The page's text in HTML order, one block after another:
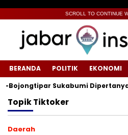
SCROLL TO CONTINUE
BERANDA POLITIK EKONOMI
Sukabumi
TopikTiktoker
Daerah